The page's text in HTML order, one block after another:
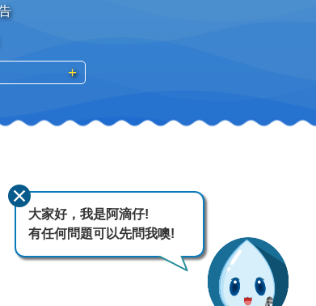
大家好，我是阿滴仔!
有任何問題可以先問我噢!